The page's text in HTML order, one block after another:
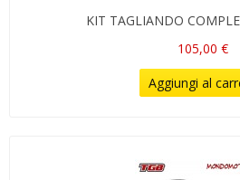
KIT TAGLIANDO
105,00 €
Aggiungi al